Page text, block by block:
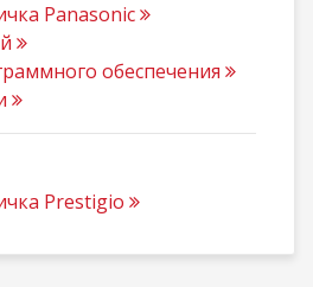
Panasonic
обеспечения
Prestigio